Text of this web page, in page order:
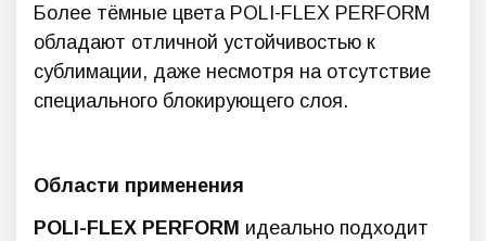
Более тёмные цвета POLI-FLEX PERFORM
обладают отличной устойчивостью к
сублимации, даже несмотря на отсутствие
специального блокирующего слоя.
Области применения
POLI-FLEX PERFORM идеально подходит